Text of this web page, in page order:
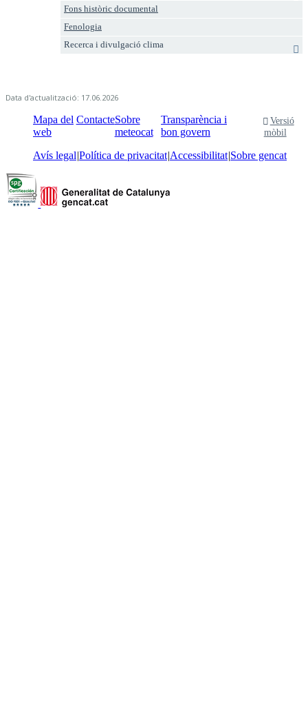
Fons històric documental
Fenologia
Recerca i divulgació clima
Data d'actualització: 17.06.2026
Mapa del
web
ContacteSobre
meteocat
Transparència i
bon govern
Versió
mòbil
Avís legal Política de privacitat Accessibilitat Sobre gencat